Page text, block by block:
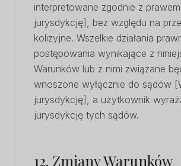
interpretowane zgodnie z
jurysdykcję], bez względu na
kolizyjne. Wszelkie działania
postępowania wynikające z
Warunków lub z nimi związane
wnoszone wyłącznie do sądów
jurysdykcję], a użytkownik
jurysdykcję tych sądów.
12. Zmiany Warunków